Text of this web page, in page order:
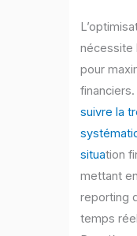
nécessite
pour
suivre la
situation
mettant
reporting
temps